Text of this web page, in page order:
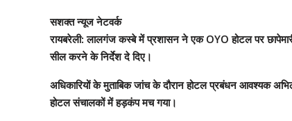
सशक्त न्यूज नेटवर्क
रायबरेली: लालगंज कस्बे में प्रशासन ने एक OYO होटल पर
सील करने के निर्देश दे दिए।
अधिकारियों के मुताबिक जांच के दौरान होटल प्रबंधन आवश्यक
होटल संचालकों में हड़कंप मच गया।